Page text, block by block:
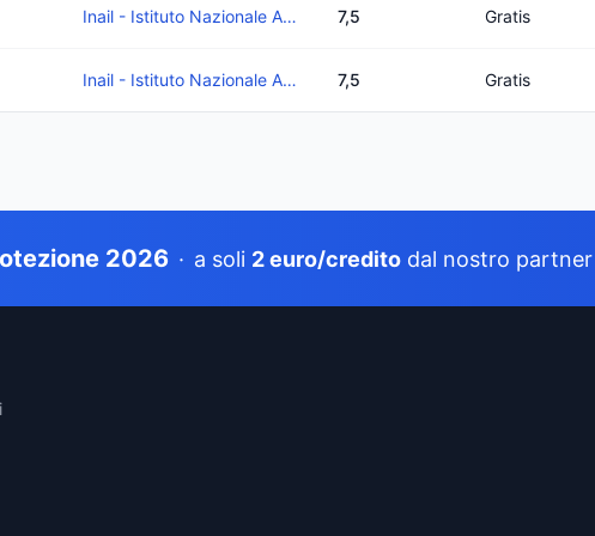
Inail - Istituto Nazionale Assicurazione Infortuni Sul Lavoro 7,5 Gratis
Inail - Istituto Nazionale Assicurazione Infortuni Sul Lavoro 7,5 Gratis
2026 · a soli 2 euro/creditodal nostro partner